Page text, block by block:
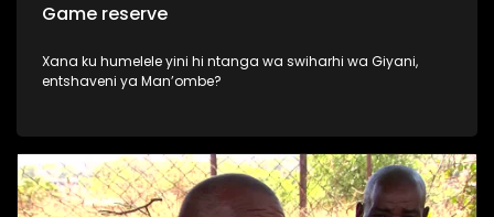
Game reserve
Xana ku humelele yini hi ntanga wa swiharhi wa Giyani,
entshaveni ya Man’ombe?